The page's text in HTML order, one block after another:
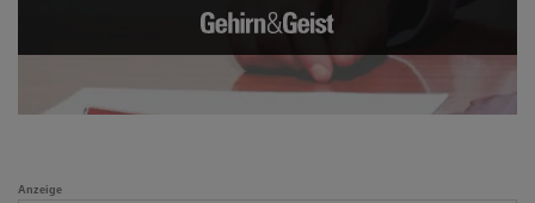
Anzeige